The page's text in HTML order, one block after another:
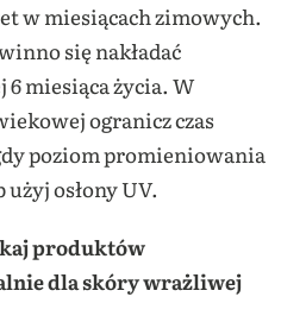
w miesiącach zimowych.
się nakładać
miesiąca życia. W
ogranicz czas
poziom promieniowania
osłony UV.
produktów
dla skóry wrażliwej